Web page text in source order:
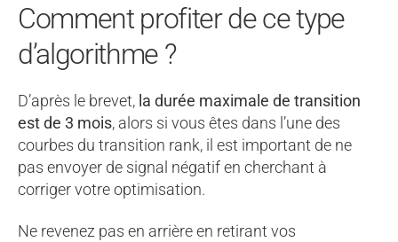
Comment profiter de ce type
d’algorithme ?
D’après le brevet, la durée maximale de transition
est de 3 mois, alors si vous êtes dans l’une des
courbes du transition rank, il est important de ne
pas envoyer de signal négatif en cherchant à
corriger votre optimisation.
Ne revenez pas en arrière en retirant vos